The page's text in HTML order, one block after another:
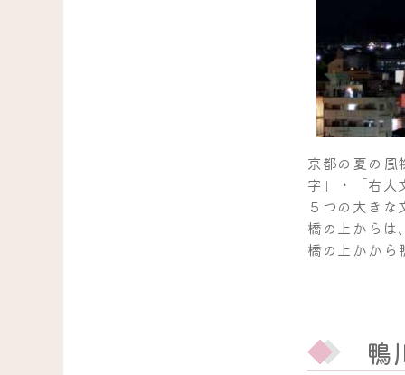
京都の夏の風
字」・「右大
５つの大き
橋の上からは
橋の上かから
鴨